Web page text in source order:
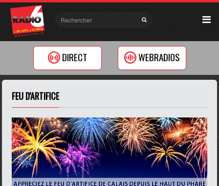
DIRECT WEBRADIOS
FEU D'ARTIFICE